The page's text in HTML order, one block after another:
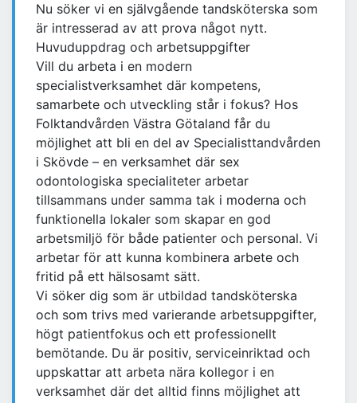
Nu söker vi en självgående tandsköterska som
är intresserad av att prova något nytt.
Huvuduppdrag och arbetsuppgifter
Vill du arbeta i en modern
specialistverksamhet där kompetens,
samarbete och utveckling står i fokus? Hos
Folktandvården Västra Götaland får du
möjlighet att bli en del av Specialisttandvården
i Skövde – en verksamhet där sex
odontologiska specialiteter arbetar
tillsammans under samma tak i moderna och
funktionella lokaler som skapar en god
arbetsmiljö för både patienter och personal. Vi
arbetar för att kunna kombinera arbete och
fritid på ett hälsosamt sätt.
Vi söker dig som är utbildad tandsköterska
och som trivs med varierande arbetsuppgifter,
högt patientfokus och ett professionellt
bemötande. Du är positiv, serviceinriktad och
uppskattar att arbeta nära kollegor i en
verksamhet där det alltid finns möjlighet att